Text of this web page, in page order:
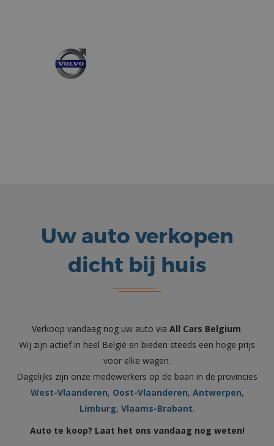
Uw auto verkopen
dicht bij huis
Verkoop vandaag nog uw auto via All Cars Belgium.
Wij zijn actief in heel België en bieden steeds een hoge prijs
voor elke wagen.
Dagelijks zijn onze medewerkers op de baan in de provincies
West-Vlaanderen, Oost-Vlaanderen, Antwerpen,
Limburg, Vlaams-Brabant.
Auto te koop? Laat het ons vandaag nog weten!